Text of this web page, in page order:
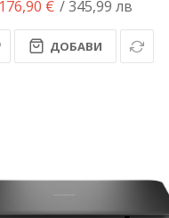
€ / 345,99 лв
ДОБАВИ